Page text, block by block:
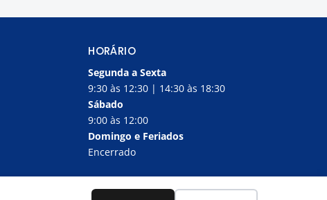
HORÁRIO
Segunda a Sexta
9:30 às 12:30 | 14:30 às 18:30
Sábado
9:00 às 12:00
Domingo e Feriados
Encerrado